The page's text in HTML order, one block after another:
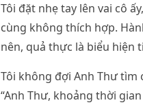
Tôi đặt nhẹ tay lên vai cô
cùng không thích hợp.
nên, quả thực là biểu hiện
Tôi không đợi Anh Thư
“Anh Thư, khoảng thời